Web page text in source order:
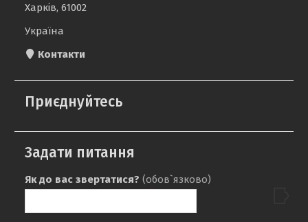
Харків, 61002
Україна
Контакти
Приєднуйтесь
Задати питання
Як до вас звертатися? (обов`язково)